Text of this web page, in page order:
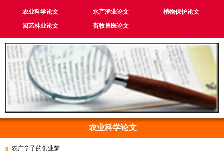
农业科学论文 水产渔业论文
植物保护论文
园艺林业论文
畜牧兽医论文
农业科学论文
农广学子的创业梦